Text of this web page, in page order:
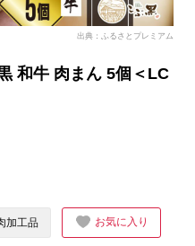
出典：ふるさとプレミアム
和牛 肉まん 5個＜LC
加工品 お気に入り